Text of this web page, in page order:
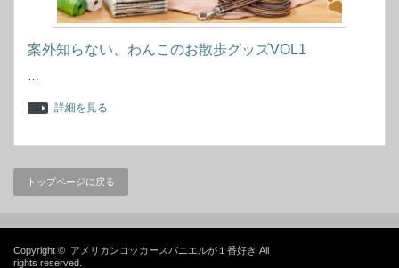
案外知らない、わんこのお散歩グッズVOL1
…
詳細を見る
トップページに戻る
Copyright © アメリカンコッカースパニエルが１番好き All
rights reserved.